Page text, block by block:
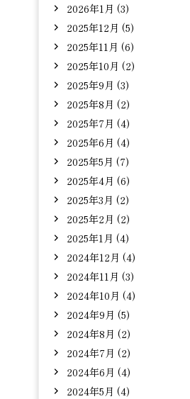
2026年1月 (3)
2025年12月 (5)
2025年11月 (6)
2025年10月 (2)
2025年9月 (3)
2025年8月 (2)
2025年7月 (4)
2025年6月 (4)
2025年5月 (7)
2025年4月 (6)
2025年3月 (2)
2025年2月 (2)
2025年1月 (4)
2024年12月 (4)
2024年11月 (3)
2024年10月 (4)
2024年9月 (5)
2024年8月 (2)
2024年7月 (2)
2024年6月 (4)
2024年5月 (4)